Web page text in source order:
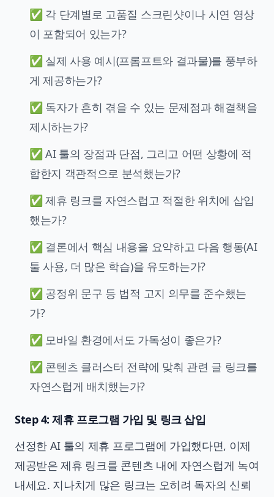
✅ 각 단계별로 고품질 스크린샷이나 시연 영상
이 포함되어 있는가?
✅ 실제 사용 예시(프롬프트와 결과물)를 풍부하
게 제공하는가?
✅ 독자가 흔히 겪을 수 있는 문제점과 해결책을
제시하는가?
✅ AI 툴의 장점과 단점, 그리고 어떤 상황에 적
합한지 객관적으로 분석했는가?
✅ 제휴 링크를 자연스럽고 적절한 위치에 삽입
했는가?
✅ 결론에서 핵심 내용을 요약하고 다음 행동(AI
툴 사용, 더 많은 학습)을 유도하는가?
✅ 공정위 문구 등 법적 고지 의무를 준수했는
가?
✅ 모바일 환경에서도 가독성이 좋은가?
✅ 콘텐츠 클러스터 전략에 맞춰 관련 글 링크를
자연스럽게 배치했는가?
Step 4: 제휴 프로그램 가입 및 링크 삽입
선정한 AI 툴의 제휴 프로그램에 가입했다면, 이제
제공받은 제휴 링크를 콘텐츠 내에 자연스럽게 녹여
내세요. 지나치게 많은 링크는 오히려 독자의 신뢰